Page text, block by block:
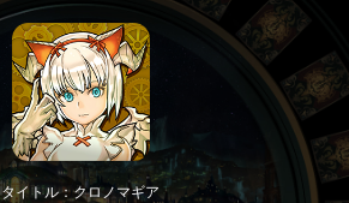
タイトル：クロノマギア